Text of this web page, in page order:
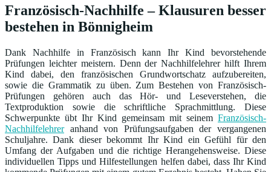
Französisch-Nachhilfe – Klausuren besser
bestehen in Bönnigheim
Dank Nachhilfe in Französisch kann Ihr Kind bevorstehende
Prüfungen leichter meistern. Denn der Nachhilfelehrer hilft Ihrem
Kind dabei, den französischen Grundwortschatz aufzubereiten,
sowie die Grammatik zu üben. Zum Bestehen von Französisch-
Prüfungen gehören auch das Hör- und Leseverstehen, die
Textproduktion sowie die schriftliche Sprachmittlung. Diese
Schwerpunkte übt Ihr Kind gemeinsam mit seinem Französisch-
Nachhilfelehreranhand von Prüfungsaufgaben der vergangenen
Schuljahre. Dank dieser bekommt Ihr Kind ein Gefühl für den
Umfang der Aufgaben und die richtige Herangehensweise. Diese
individuellen Tipps und Hilfestellungen helfen dabei, dass Ihr Kind